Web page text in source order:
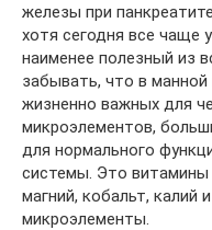
железы при
хотя сегодня все чаще
наименее полезный из
забывать, что в
жизненно важных для
микроэлементов,
для нормального
системы. Это витамины
магний, кобальт, калий
микроэлементы.